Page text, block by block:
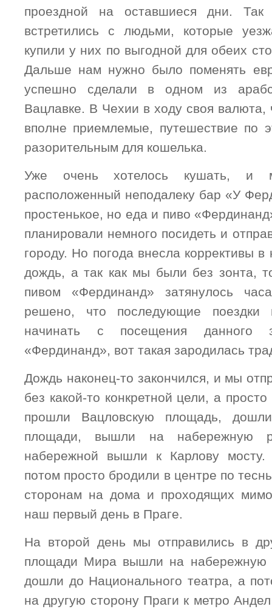
проездной на оставшиеся дни.
встретились с людьми, которые
купили у них по выгодной для обеих
Дальше нам нужно было поменять
успешно сделали в одном из
Вацлавке. В Чехии в ходу своя
вполне приемлемые, путешествие по
разорительным для кошелька.
Уже очень хотелось кушать, и
расположенный неподалеку бар «У
простенькое, но еда и пиво
планировали немного посидеть и
городу. Но погода внесла коррективы
дождь, а так как мы были без зонта,
пивом «Фердинанд» затянулось
решено, что последующие
начинать с посещения данного
«Фердинанд», вот такая зародилась
Дождь наконец-то закончился, и мы
без какой-то конкретной цели, а
прошли Вацловскую площадь,
площади, вышли на набережную
набережной вышли к Карлову
потом просто бродили в центре по
сторонам на дома и проходящих
наш первый день в Праге.
На второй день мы отправились в
площади Мира вышли на набережную
дошли до Национального театра, а
на другую сторону Праги к метро